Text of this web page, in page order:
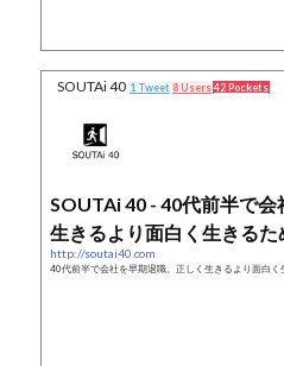
SOUTAi 40 1 Tweet 8 Users42 Pockets
SOUTAi 40 - 40代前半で会
生きるより面白く生きるた
http://soutai40.com
40代前半で会社を早期退職。正しく生きるより面白く